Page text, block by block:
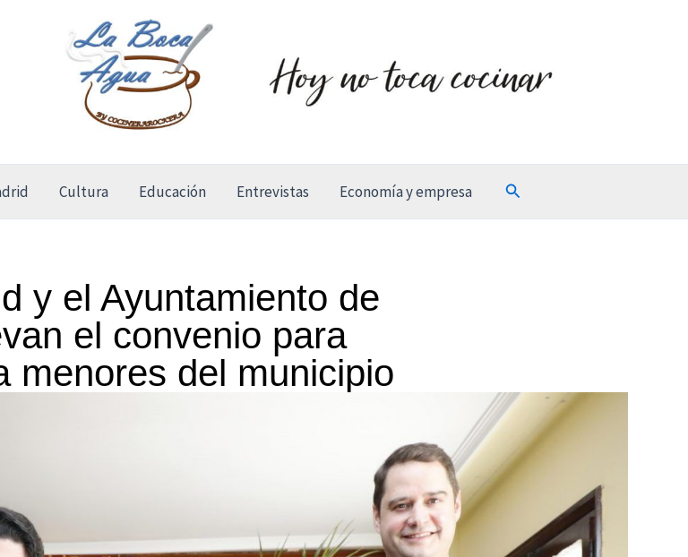
Cultura Educación Entrevistas Economía y empresa Buscar
y el Ayuntamiento de
el convenio para
menores del municipio